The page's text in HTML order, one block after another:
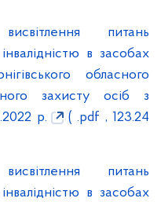
питань
в засобах
обласного
захисту осіб з
р.
( .pdf , 123.24
питань
в засобах